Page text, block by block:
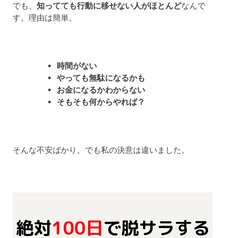
でも、 知ってても行動に移せない人がほとんどなんで
す。理由は簡単。
時間がない
やっても無駄になるかも
お金になるかわからない
そもそも何からやれば？
そんな不安ばかり。でも私の決意は違いました。